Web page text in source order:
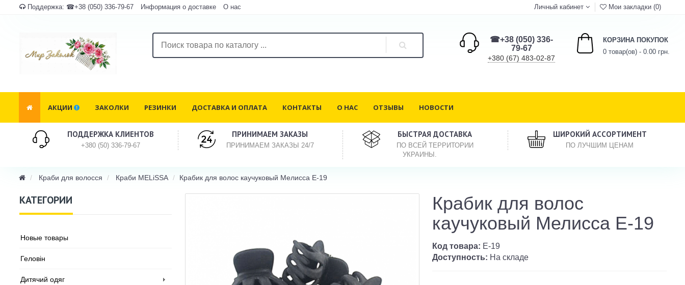
Поддержка: ☎+38 (050) 336-79-67 Информация о доставке О нас Личный кабинет Мои закладки (0)
☎+38 (050) 336-
79-67
+380 (67) 483-02-87
КОРЗИНА ПОКУПОК
0 товар(ов) - 0.00 грн.
АКЦИИ ЗАКОЛКИ РЕЗИНКИ ДОСТАВКА И ОПЛАТА КОНТАКТЫ О НАС ОТЗЫВЫ НОВОСТИ
ПОДДЕРЖКА КЛИЕНТОВ
+380 (50) 336-79-67
ПРИНИМАЕМ ЗАКАЗЫ
ПРИНИМАЕМ ЗАКАЗЫ 24/7
БЫСТРАЯ ДОСТАВКА
ПО ВСЕЙ ТЕРРИТОРИИ
УКРАИНЫ.
ШИРОКИЙ АССОРТИМЕНТ
ПО ЛУЧШИМ ЦЕНАМ
Краби для волосся Краби MELiSSA Крабик для волос каучуковый Мелисса E-19
КАТЕГОРИИ
Новые товары
Геловін
Дитячий одяг
Крабик для волос
каучуковый Мелисса E-19
Код товара: E-19
Доступность: На складе